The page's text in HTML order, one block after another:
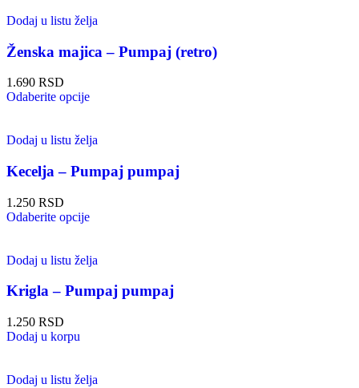
Dodaj u listu želja
Ženska majica – Pumpaj (retro)
1.690 RSD
Odaberite opcije
Dodaj u listu želja
Kecelja – Pumpaj pumpaj
1.250 RSD
Odaberite opcije
Dodaj u listu želja
Krigla – Pumpaj pumpaj
1.250 RSD
Dodaj u korpu
Dodaj u listu želja